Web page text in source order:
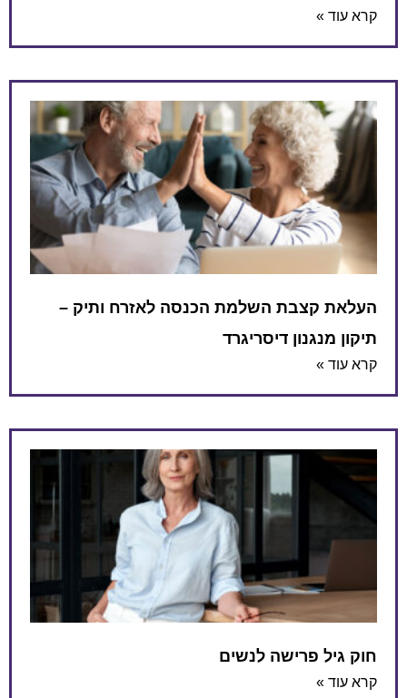
קרא עוד »
העלאת קצבת השלמת הכנסה לאזרח ותיק –
תיקון מנגנון דיסריגרד
קרא עוד »
חוק גיל פרישה לנשים
קרא עוד »